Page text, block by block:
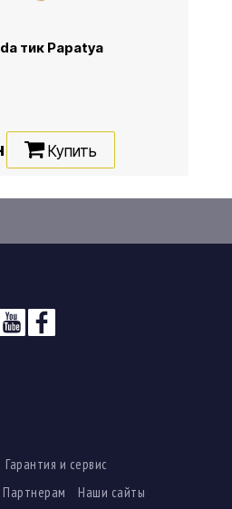
тик Papatya
Купить
Гарантия и сервис
Партнерам
Наши сайты